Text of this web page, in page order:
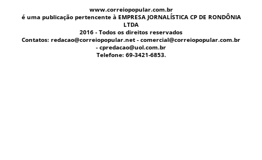
www.correiopopular.com.br
é uma publicação pertencente à EMPRESA JORNALÍSTICA CP DE RONDÔNIA
LTDA
2016 - Todos os direitos reservados
Contatos: redacao@correiopopular.net - comercial@correiopopular.com.br
- cpredacao@uol.com.br
Telefone: 69-3421-6853.